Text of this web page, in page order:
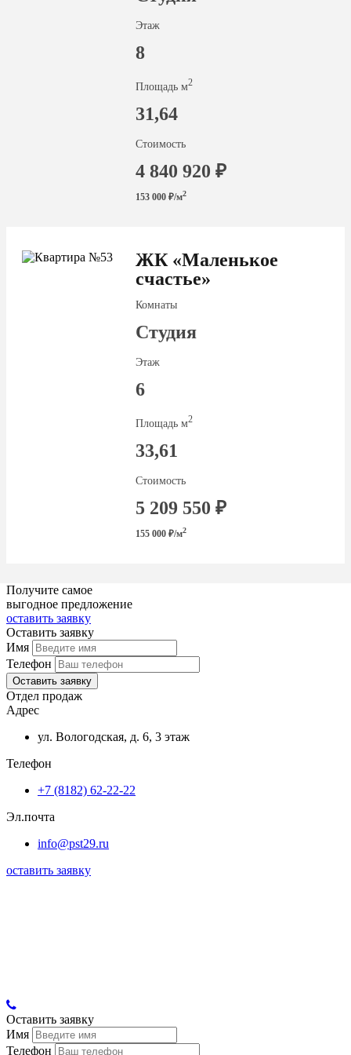
Этаж
8
Площадь м2
31,64
Стоимость
4 840 920 ₽
153 000 ₽/м2
ЖК «Маленькое
счастье»
Комнаты
Студия
Этаж
6
Площадь м2
33,61
Стоимость
5 209 550 ₽
155 000 ₽/м2
Получите самое
выгодное предложение
оставить заявку
Оставить заявку
Имя
Телефон
Оставить заявку
Отдел продаж
Адрес
ул. Вологодская, д. 6, 3 этаж
Телефон
+7 (8182) 62-22-22
Эл.почта
info@pst29.ru
оставить заявку
Оставить заявку
Имя
Телефон